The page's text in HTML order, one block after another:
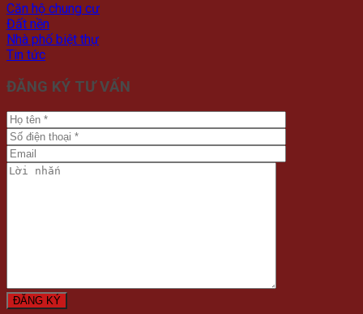
Căn hộ chung cư
Đất nền
Nhà phố biệt thự
Tin tức
ĐĂNG KÝ TƯ VẤN